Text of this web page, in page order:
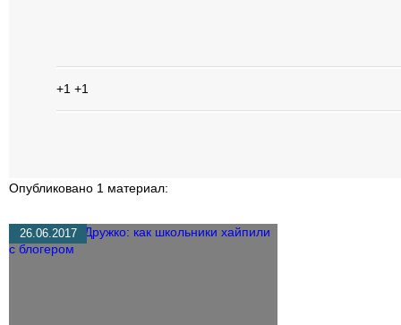
+1 +1
Опубликовано 1 материал:
26.06.2017